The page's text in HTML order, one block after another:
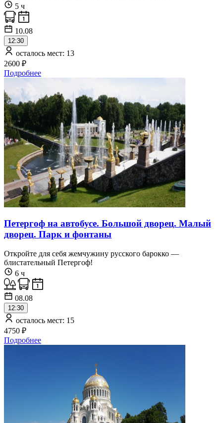
5 ч
10.08
12:30
осталось мест: 13
2600 ₽
Подробнее
Петергоф на автобусе. Большой дворец. Малый
дворец. Парк и фонтаны
Откройте для себя жемчужину русского барокко —
блистательный Петергоф!
6 ч
08.08
12:30
осталось мест: 15
4750 ₽
Подробнее